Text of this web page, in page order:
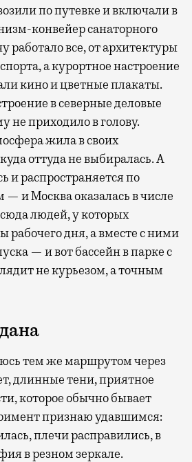
по путевке и включали в
конвейер санаторного
работало все, от архитектуры
а курортное настроение
кино и цветные плакаты.
в северные деловые
не приходило в голову.
жила в своих
оттуда не выбиралась. А
и распространяется по
и Москва оказалась в числе
людей, у которых
рабочего дня, а вместе с ними
— и вот бассейн в парке с
не курьезом, а точным
тем же маршрутом через
длинные тени, приятное
которое обычно бывает
признаю удавшимся:
плечи расправились, в
в резном зеркале.